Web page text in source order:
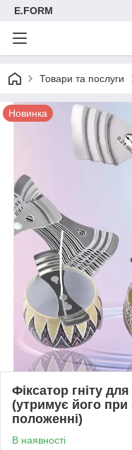
E.FORM
Товари та послуги
Новинка
Фіксатор гніту
(утримує його при
положенні)
В наявності